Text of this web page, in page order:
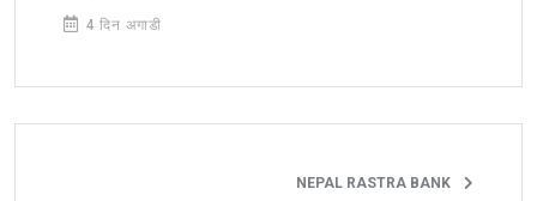
4 दिन अगाडी
NEPAL RASTRA BANK